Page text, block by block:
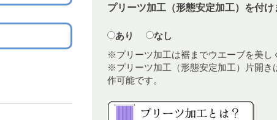
プリーツ加工（形態安定加工）を付
あり
なし
※プリーツ加工は裾までウエーブを美し
※プリーツ加工（形態安定加工）片開き
作可能です。